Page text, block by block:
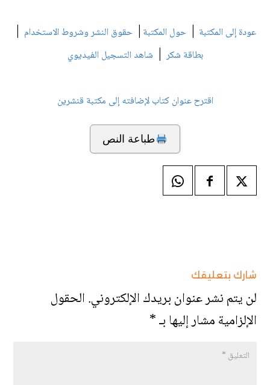
عودة إلى المكتبة | حول المكتبة | حقوق النشر وشروط الاستخدام |
بطاقة شكر| شاهد التسجيل الفيديوي
اقترح عنوان كتاب لإضافته إلى مكتبة قنشرين
طباعة النص
شارك بتعليقك
لن يتم نشر عنوان بريدك الإلكتروني.الحقول
الإلزامية مشار إليها بـ*